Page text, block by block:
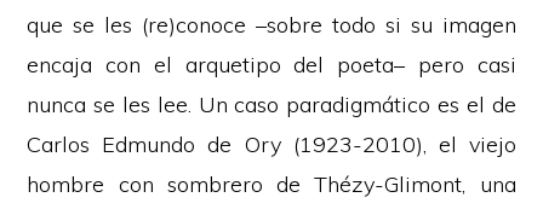
que se les (re)conoce –sobre todo si su imagen
encaja con el arquetipo del poeta– pero casi
nunca se les lee. Un caso paradigmático es el de
Carlos Edmundo de Ory (1923-2010), el viejo
hombre con sombrero de Thézy-Glimont, una